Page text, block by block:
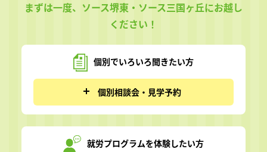
まずは一度、ソース堺東・ソース三国ヶ丘にお越し
ください！
個別でいろいろ聞きたい方
個別相談会・見学予約
就労プログラムを体験したい方